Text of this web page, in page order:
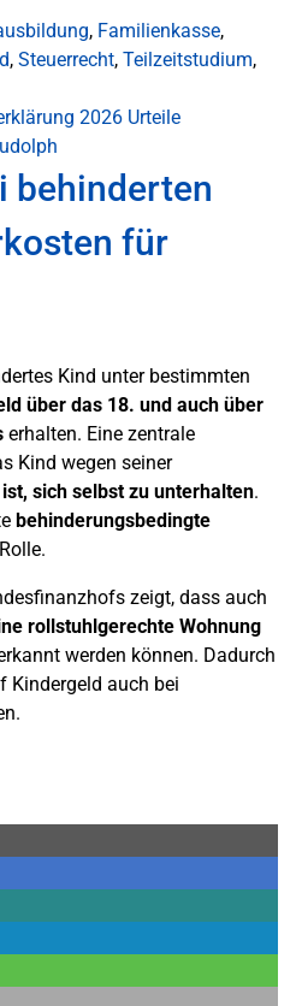
, Familienkasse,
, Steuerrecht, Teilzeitstudium,
2026 Urteile
behinderten
für
Kind unter bestimmten
über das 18. und auch über
erhalten. Eine zentrale
Kind wegen seiner
sich selbst zu unterhalten.
behinderungsbedingte
zeigt, dass auch
rollstuhlgerechte Wohnung
werden können. Dadurch
Kindergeld auch bei